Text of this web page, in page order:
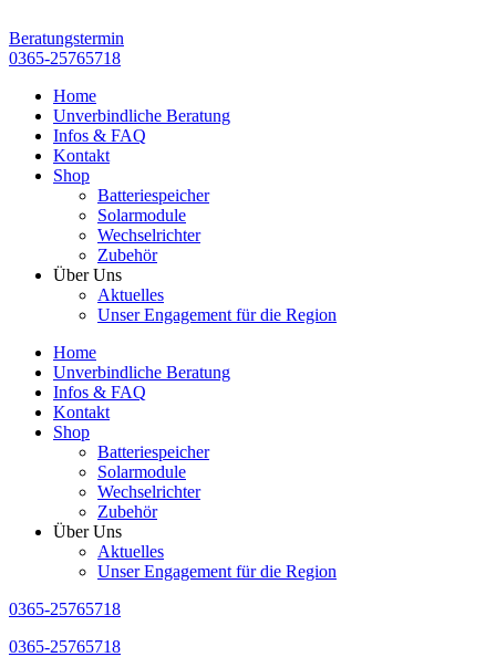
Inhalt
springen
Beratungstermin
0365-25765718
Home
Unverbindliche Beratung
Infos & FAQ
Kontakt
Shop
Batteriespeicher
Solarmodule
Wechselrichter
Zubehör
Über Uns
Aktuelles
Unser Engagement für die Region
Home
Unverbindliche Beratung
Infos & FAQ
Kontakt
Shop
Batteriespeicher
Solarmodule
Wechselrichter
Zubehör
Über Uns
Aktuelles
Unser Engagement für die Region
0365-25765718
0365-25765718